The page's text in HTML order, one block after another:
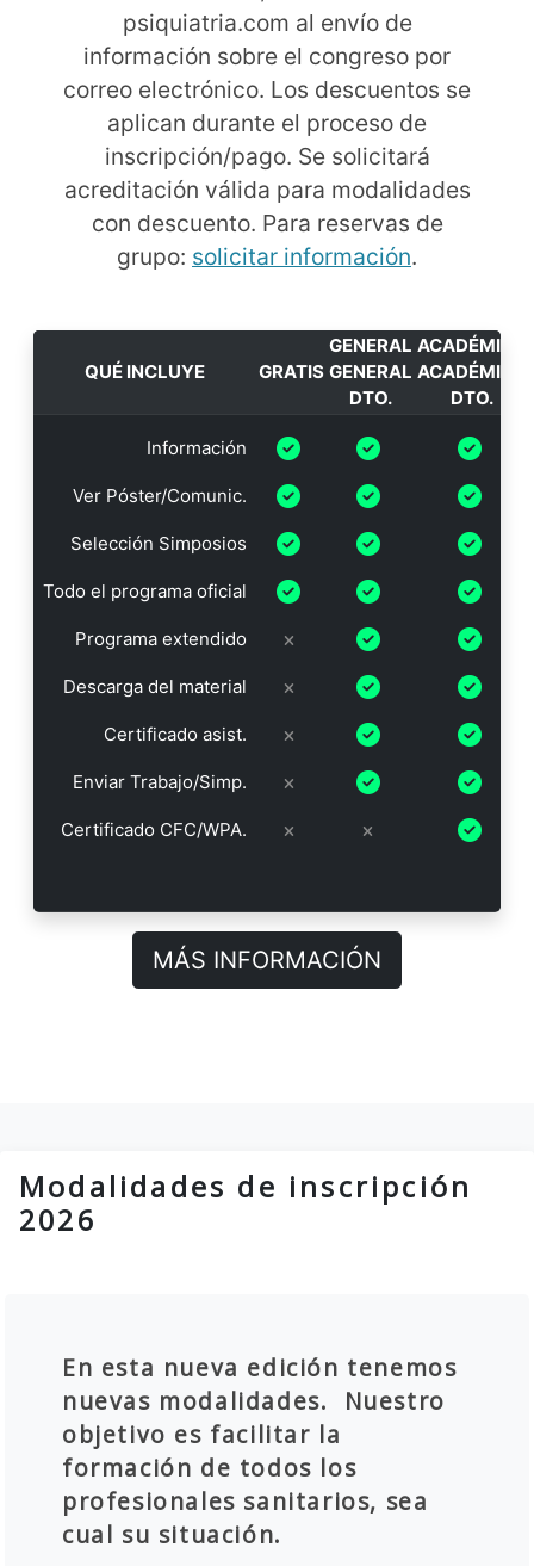
psiquiatria.com al envío de
información sobre el congreso por
correo electrónico. Los descuentos se
aplican durante el proceso de
inscripción/pago. Se solicitará
acreditación válida para modalidades
con descuento. Para reservas de
grupo: solicitar información.
QUÉ INCLUYE GRATIS
GENERAL
GENERAL
DTO.
ACADÉMICA
ACADÉMICA
DTO.
Información
Ver Póster/Comunic.
Selección Simposios
Todo el programa oficial
Programa extendido
Descarga del material
Certificado asist.
Enviar Trabajo/Simp.
Certificado CFC/WPA.
MÁS INFORMACIÓN
Modalidades de inscripción
2026
En esta nueva edición tenemos
nuevas modalidades. Nuestro
objetivo es facilitar la
formación de todos los
profesionales sanitarios, sea
cual su situación.